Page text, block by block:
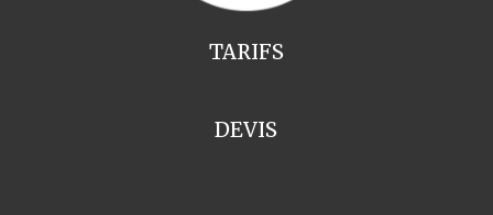
TARIFS
DEVIS